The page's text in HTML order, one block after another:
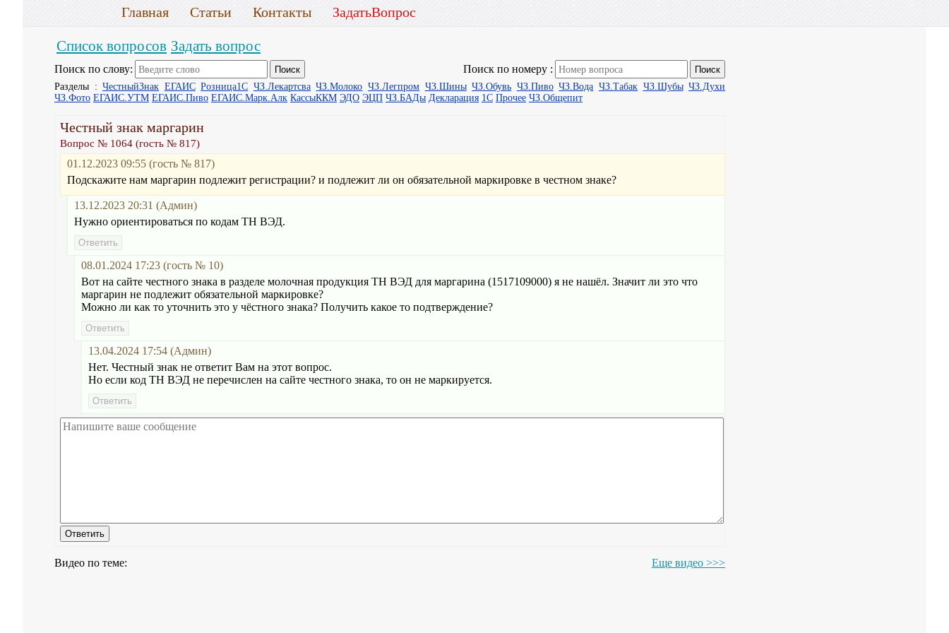
Главная Статьи Контакты ЗадатьВопрос
Список вопросов Задать вопрос
Поиск по слову: Поиск по номеру :
Разделы :ЧестныйЗнак ЕГАИС Розница1С ЧЗ.Лекартсва ЧЗ.Молоко ЧЗ.Легпром ЧЗ.Шины ЧЗ.Обувь ЧЗ.Пиво ЧЗ.Вода ЧЗ.Табак ЧЗ.Шубы ЧЗ.Духи
ЧЗ.Фото ЕГАИС.УТМ ЕГАИС.Пиво ЕГАИС.Марк.Алк КассыККМ ЭДО ЭЦП ЧЗ.БАДы Декларация 1С Прочее ЧЗ.Общепит
Честный знак маргарин
Вопрос № 1064 (гость № 817)
01.12.2023 09:55 (гость № 817)
Подскажите нам маргарин подлежит регистрации? и подлежит ли он обязательной маркировке в честном знаке?
13.12.2023 20:31 (Админ)
Нужно ориентироваться по кодам ТН ВЭД.
08.01.2024 17:23 (гость № 10)
Вот на сайте честного знака в разделе молочная продукция ТН ВЭД для маргарина (1517109000) я не нашёл. Значит ли это что
маргарин не подлежит обязательной маркировке?
Можно ли как то уточнить это у чёстного знака? Получить какое то подтверждение?
13.04.2024 17:54 (Админ)
Нет. Честный знак не ответит Вам на этот вопрос.
Но если код ТН ВЭД не перечислен на сайте честного знака, то он не маркируется.
Видео по теме: Еще видео >>>